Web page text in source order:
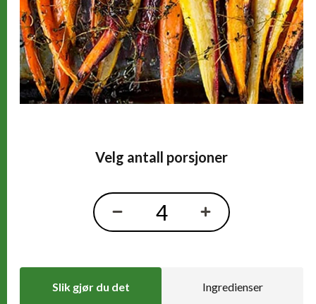
Velg antall porsjoner
Slik gjør du det Ingredienser